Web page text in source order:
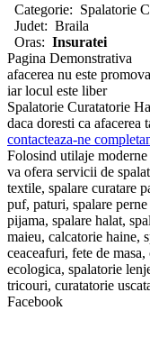
Categorie: Spalatorie
Judet: Braila
Oras: Insuratei
Pagina Demonstrativa
afacerea nu este
iar locul este liber
Spalatorie Curatatorie
daca doresti ca afacerea
contacteaza-ne
Folosind utilaje
va ofera servicii de
textile, spalare curatare
puf, paturi, spalare
pijama, spalare halat,
maieu, calcatorie haine,
ceaceafuri, fete de
ecologica, spalatorie
tricouri, curatatorie
Facebook